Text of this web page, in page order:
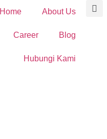
Home About Us
Career Blog
Hubungi Kami